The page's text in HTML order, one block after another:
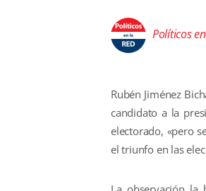
Políticos
Rubén Jiménez
candidato a la
electorado, «pero
el triunfo en las